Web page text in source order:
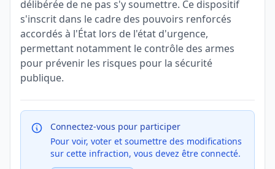
délibérée de ne pas s'y soumettre. Ce dispositif
s'inscrit dans le cadre des pouvoirs renforcés
accordés à l'État lors de l'état d'urgence,
permettant notamment le contrôle des armes
pour prévenir les risques pour la sécurité
publique.
Connectez-vous pour participer
Pour voir, voter et soumettre des modifications
sur cette infraction, vous devez être connecté.